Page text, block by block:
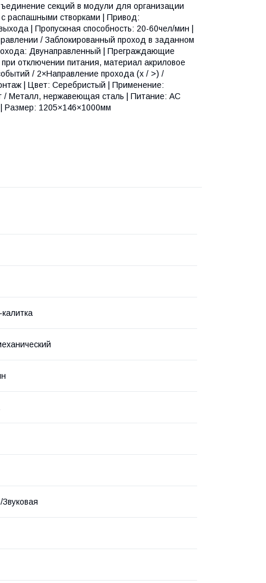
секций в модули для организации
распашными створками | Привод:
| Пропускная способность: 20-60чел/мин |
/ Заблокированный проход в заданном
Двунаправленный | Преграждающие
отключении питания, материал акриловое
/ 2×Направление прохода (х / >) /
| Цвет: Серебристый | Применение:
/ Металл, нержавеющая сталь | Питание: AC
Размер: 1205×146×1000мм